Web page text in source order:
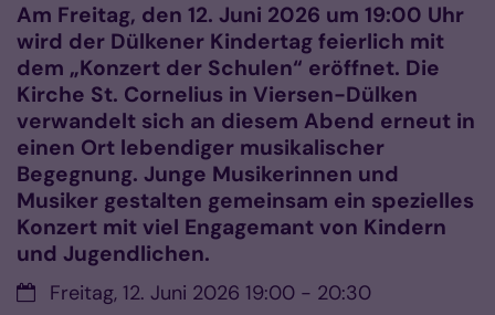
Am Freitag, den 12. Juni 2026 um 19:00 Uhr
wird der Dülkener Kindertag feierlich mit
dem „Konzert der Schulen“ eröffnet. Die
Kirche St. Cornelius in Viersen-Dülken
verwandelt sich an diesem Abend erneut in
einen Ort lebendiger musikalischer
Begegnung. Junge Musikerinnen und
Musiker gestalten gemeinsam ein spezielles
Konzert mit viel Engagemant von Kindern
und Jugendlichen.
Datum:Freitag, 12. Juni 2026 19:00 - 20:30